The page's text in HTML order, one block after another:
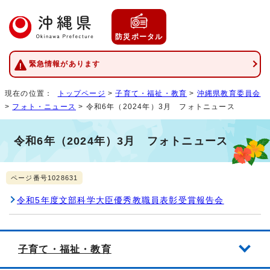
防災ポータル
緊急情報があります
現在の位置： トップページ >子育て・福祉・教育 > 沖縄県教育委員会
> フォト・ニュース > 令和6年（2024年）3月 フォトニュース
令和6年（2024年）3月 フォトニュース
ページ番号1028631
令和5年度文部科学大臣優秀教職員表彰受賞報告会
子育て・福祉・教育